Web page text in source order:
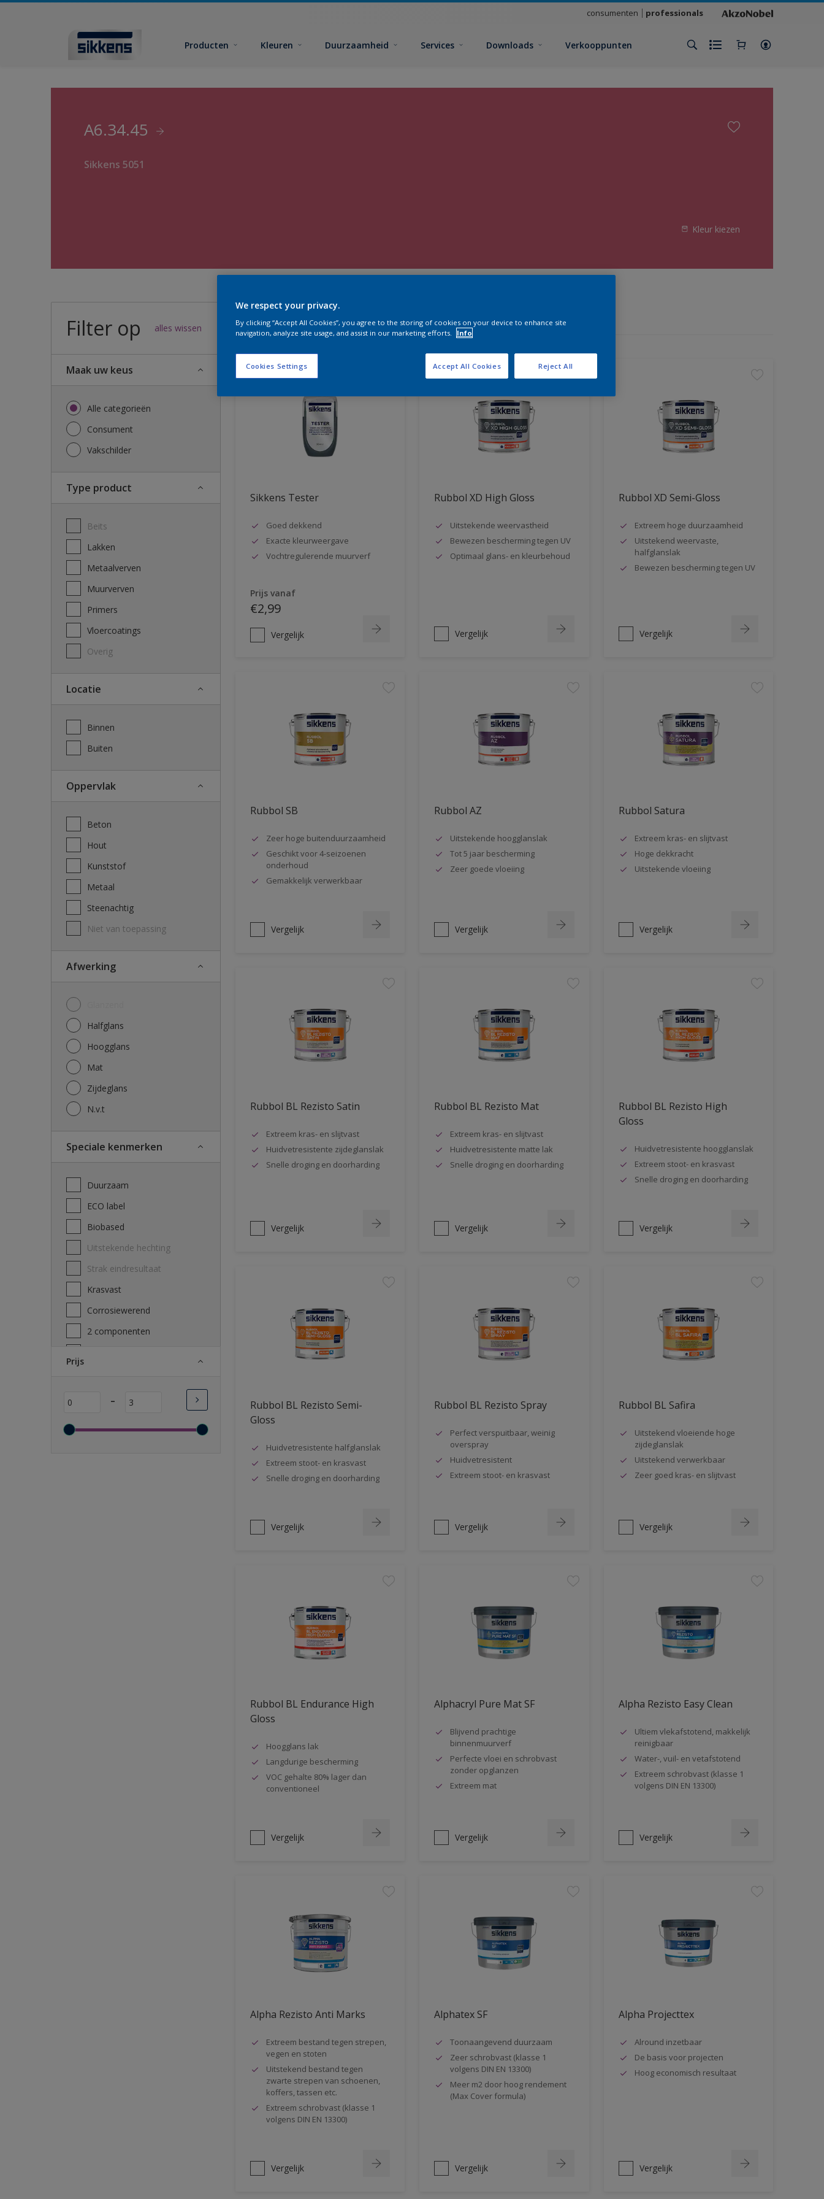
consumenten professionals
Producten Kleuren Duurzaamheid Services Downloads Verkooppunten
A6.34.45
Sikkens 5051
Kleur kiezen
Filter op alles wissen
Maak uw keus
Alle categorieën
Consument
Vakschilder
Type product
Beits
Lakken
Metaalverven
Muurverven
Primers
Vloercoatings
Overig
Locatie
Binnen
Buiten
Oppervlak
Beton
Hout
Kunststof
Metaal
Steenachtig
Niet van toepassing
Afwerking
Halfglans
Hoogglans
Mat
Zijdeglans
N.v.t
Speciale kenmerken
Duurzaam
ECO label
Biobased
Uitstekende hechting
Strak eindresultaat
Krasvast
Corrosiewerend
2 componenten
Wasbaar
Sneldrogend
Prijs
-
43resultaten voor jou
Sikkens Tester
Goed dekkend
Exacte kleurweergave
Vochtregulerende muurverf
Prijs vanaf
€2,99
Vergelijk
Rubbol XD High Gloss
Uitstekende weervastheid
Bewezen bescherming tegen UV
Optimaal glans- en kleurbehoud
Vergelijk
Rubbol XD Semi-Gloss
Extreem hoge duurzaamheid
Uitstekend weervaste,
halfglanslak
Bewezen bescherming tegen UV
Vergelijk
Rubbol SB
Zeer hoge buitenduurzaamheid
Geschikt voor 4-seizoenen
onderhoud
Gemakkelijk verwerkbaar
Vergelijk
Rubbol AZ
Uitstekende hoogglanslak
Tot 5 jaar bescherming
Zeer goede vloeiing
Vergelijk
Rubbol Satura
Extreem kras- en slijtvast
Hoge dekkracht
Uitstekende vloeiing
Vergelijk
Rubbol BL Rezisto Satin
Extreem kras- en slijtvast
Huidvetresistente zijdeglanslak
Snelle droging en doorharding
Vergelijk
Rubbol BL Rezisto Mat
Extreem kras- en slijtvast
Huidvetresistente matte lak
Snelle droging en doorharding
Vergelijk
Rubbol BL Rezisto High
Gloss
Huidvetresistente hoogglanslak
Extreem stoot- en krasvast
Snelle droging en doorharding
Vergelijk
Rubbol BL Rezisto Semi-
Gloss
Huidvetresistente halfglanslak
Extreem stoot- en krasvast
Snelle droging en doorharding
Vergelijk
Rubbol BL Rezisto Spray
Perfect verspuitbaar, weinig
overspray
Huidvetresistent
Extreem stoot- en krasvast
Vergelijk
Rubbol BL Safira
Uitstekend vloeiende hoge
zijdeglanslak
Uitstekend verwerkbaar
Zeer goed kras- en slijtvast
Vergelijk
Rubbol BL Endurance High
Gloss
Hoogglans lak
Langdurige bescherming
VOC gehalte 80% lager dan
conventioneel
Vergelijk
Alphacryl Pure Mat SF
Blijvend prachtige
binnenmuurverf
Perfecte vloei en schrobvast
zonder opglanzen
Extreem mat
Vergelijk
Alpha Rezisto Easy Clean
Ultiem vlekafstotend, makkelijk
reinigbaar
Water-, vuil- en vetafstotend
Extreem schrobvast (klasse 1
volgens DIN EN 13300)
Vergelijk
Alpha Rezisto Anti Marks
Extreem bestand tegen strepen,
vegen en stoten
Uitstekend bestand tegen
zwarte strepen van schoenen,
koffers, tassen etc.
Extreem schrobvast (klasse 1
volgens DIN EN 13300)
Vergelijk
Alphatex SF
Toonaangevend duurzaam
Zeer schrobvast (klasse 1
volgens DIN EN 13300)
Meer m2 door hoog rendement
(Max Cover formula)
Vergelijk
Alpha Projecttex
Alround inzetbaar
De basis voor projecten
Hoog economisch resultaat
Vergelijk
We respect your privacy.
By clicking “Accept All Cookies”, you agree to the storing of cookies on your device to enhance site
navigation, analyze site usage, and assist in our marketing efforts.
Info
Cookies Settings Reject All
Accept All Cookies